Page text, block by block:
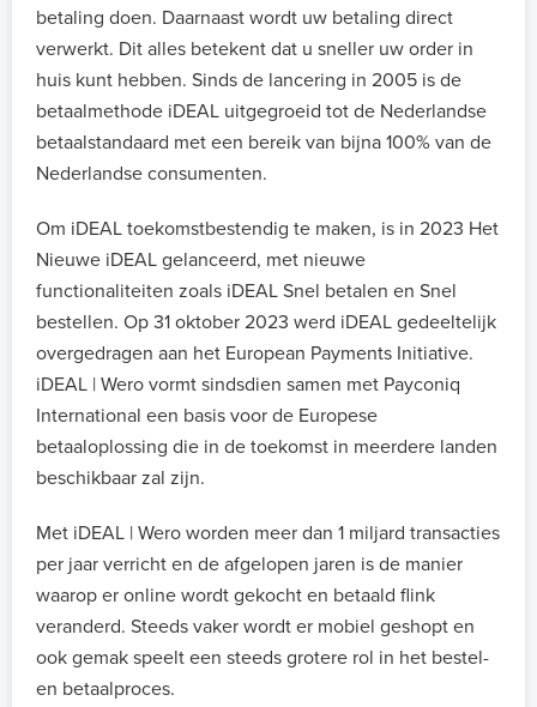
betaling doen. Daarnaast wordt uw betaling direct
verwerkt. Dit alles betekent dat u sneller uw order in
huis kunt hebben. Sinds de lancering in 2005 is de
betaalmethode iDEAL uitgegroeid tot de Nederlandse
betaalstandaard met een bereik van bijna 100% van de
Nederlandse consumenten.
Om iDEAL toekomstbestendig te maken, is in 2023 Het
Nieuwe iDEAL gelanceerd, met nieuwe
functionaliteiten zoals iDEAL Snel betalen en Snel
bestellen. Op 31 oktober 2023 werd iDEAL gedeeltelijk
overgedragen aan het European Payments Initiative.
iDEAL | Wero vormt sindsdien samen met Payconiq
International een basis voor de Europese
betaaloplossing die in de toekomst in meerdere landen
beschikbaar zal zijn.
Met iDEAL | Wero worden meer dan 1 miljard transacties
per jaar verricht en de afgelopen jaren is de manier
waarop er online wordt gekocht en betaald flink
veranderd. Steeds vaker wordt er mobiel geshopt en
ook gemak speelt een steeds grotere rol in het bestel-
en betaalproces.